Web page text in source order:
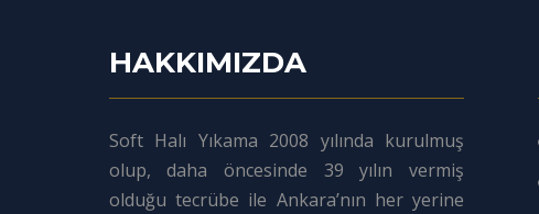
HAKKIMIZDA
Soft Halı Yıkama 2008 yılında kurulmuş
olup, daha öncesinde 39 yılın vermiş
olduğu tecrübe ile Ankara’nın her yerine